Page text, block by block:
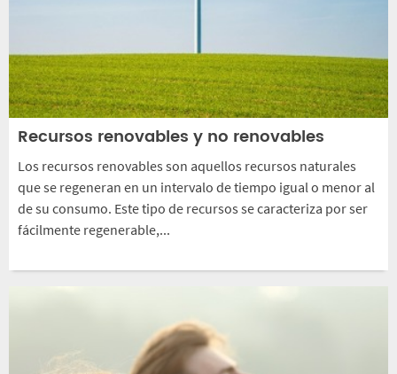
Recursos renovables y no renovables
Los recursos renovables son aquellos recursos naturales
que se regeneran en un intervalo de tiempo igual o menor al
de su consumo. Este tipo de recursos se caracteriza por ser
fácilmente regenerable,...